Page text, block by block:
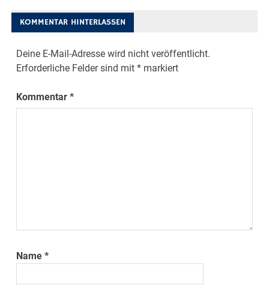
KOMMENTAR HINTERLASSEN
Deine E-Mail-Adresse wird nicht veröffentlicht.
Erforderliche Felder sind mit* markiert
Kommentar*
Name*